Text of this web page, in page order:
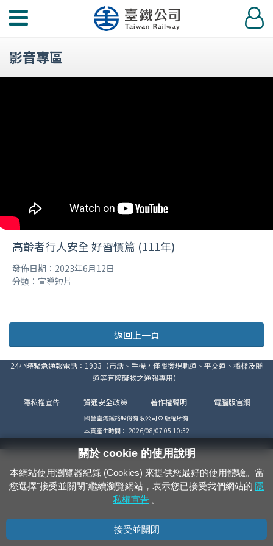
功
選
登
入
影音專區
高齡者行人安全 好習慣篇 (111年)
發佈日期：2023年6月12日
分類：宣導短片
返回上一頁
24小時緊急通報電話：1933（市話、手機，僅限發現軌道、平交道、橋樑及隧
道等有障礙物之通報專用）
隱私權宣告 資通安全政策 著作權聲明 電腦版官網
國營臺灣鐵路股份有限公司 © 版權所有
本頁產生時間： 2026/08/07 05:10:32
關於 cookie 的使用說明
本網站使用瀏覽器紀錄 (Cookies) 來提供您最好的使用體驗。當
您選擇"接受並關閉"繼續瀏覽網站，表示您已接受我們網站的 隱
私權宣告 。
接受並關閉